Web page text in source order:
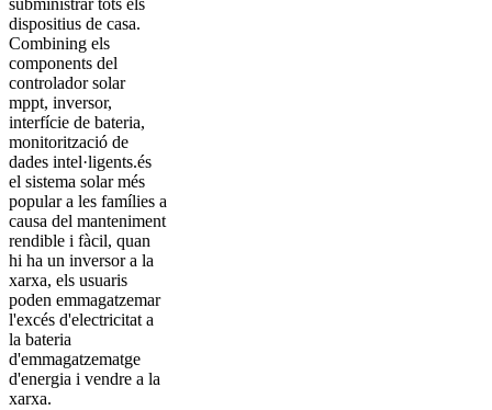
subministrar tots els
dispositius de casa.
Combining els
components del
controlador solar
mppt, inversor,
interfície de bateria,
monitorització de
dades intel·ligents.és
el sistema solar més
popular a les famílies a
causa del manteniment
rendible i fàcil, quan
hi ha un inversor a la
xarxa, els usuaris
poden emmagatzemar
l'excés d'electricitat a
la bateria
d'emmagatzematge
d'energia i vendre a la
xarxa.